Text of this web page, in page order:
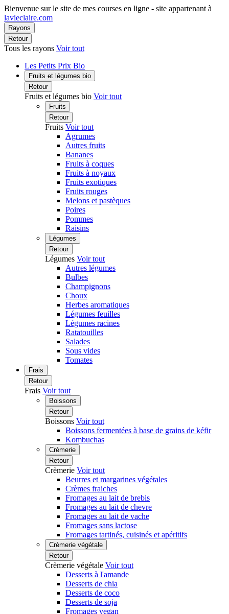
Bienvenue sur le site de mes courses en ligne - site appartenant à
lavieclaire.com
Rayons
Retour
Tous les rayons Voir tout
Les Petits Prix Bio
Fruits et légumes bio
Retour
Fruits et légumes bio Voir tout
Fruits
Retour
Fruits Voir tout
Agrumes
Autres fruits
Bananes
Fruits à coques
Fruits à noyaux
Fruits exotiques
Fruits rouges
Melons et pastèques
Poires
Pommes
Raisins
Légumes
Retour
Légumes Voir tout
Autres légumes
Bulbes
Champignons
Choux
Herbes aromatiques
Légumes feuilles
Légumes racines
Ratatouilles
Salades
Sous vides
Tomates
Frais
Retour
Frais Voir tout
Boissons
Retour
Boissons Voir tout
Boissons fermentées à base de grains de kéfir
Kombuchas
Crèmerie
Retour
Crèmerie Voir tout
Beurres et margarines végétales
Crèmes fraiches
Fromages au lait de brebis
Fromages au lait de chevre
Fromages au lait de vache
Fromages sans lactose
Fromages tartinés, cuisinés et apéritifs
Crèmerie végétale
Retour
Crèmerie végétale Voir tout
Desserts à l'amande
Desserts de chia
Desserts de coco
Desserts de soja
Fromages vegan